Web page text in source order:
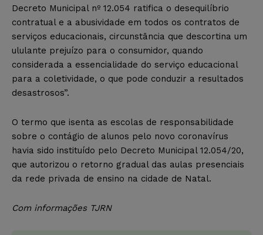
Decreto Municipal nº 12.054 ratifica o desequilíbrio
contratual e a abusividade em todos os contratos de
serviços educacionais, circunstância que descortina um
ululante prejuízo para o consumidor, quando
considerada a essencialidade do serviço educacional
para a coletividade, o que pode conduzir a resultados
desastrosos”.
O termo que isenta as escolas de responsabilidade
sobre o contágio de alunos pelo novo coronavírus
havia sido instituído pelo Decreto Municipal 12.054/20,
que autorizou o retorno gradual das aulas presenciais
da rede privada de ensino na cidade de Natal.
Com informações TJRN